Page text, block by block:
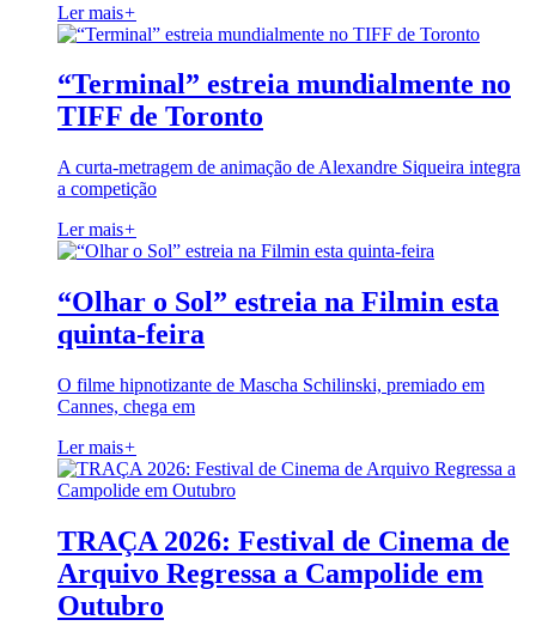
Ler mais+
“Terminal” estreia mundialmente no
TIFF de Toronto
A curta-metragem de animação de Alexandre Siqueira integra
a competição
Ler mais+
“Olhar o Sol” estreia na Filmin esta
quinta-feira
O filme hipnotizante de Mascha Schilinski, premiado em
Cannes, chega em
Ler mais+
TRAÇA 2026: Festival de Cinema de
Arquivo Regressa a Campolide em
Outubro